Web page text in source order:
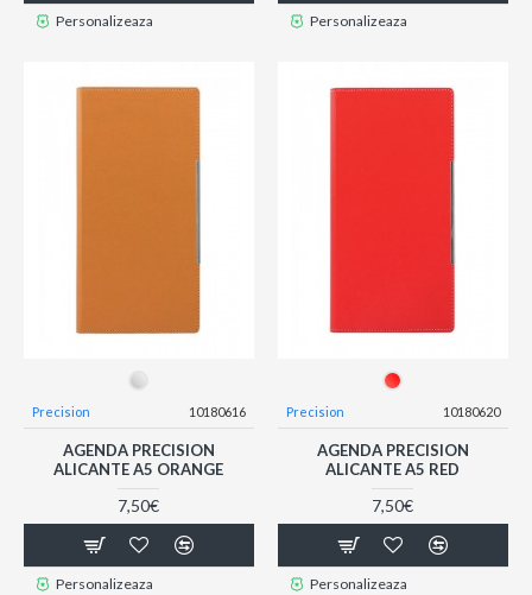
Personalizeaza Personalizeaza
Precision 10180616
AGENDA PRECISION
ALICANTE A5 ORANGE
7,50€
Personalizeaza
Precision 10180620
AGENDA PRECISION
ALICANTE A5 RED
7,50€
Personalizeaza